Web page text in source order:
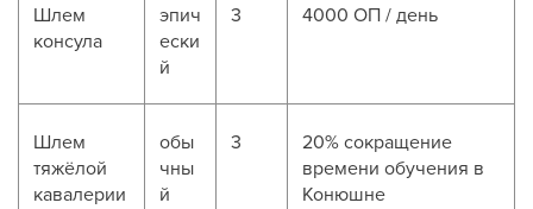
Шлем
консула
эпич
ески
й
3 4000 ОП / день
Шлем
тяжёлой
кавалерии
обы
чны
й
3
20% сокращение
времени обучения в
Конюшне